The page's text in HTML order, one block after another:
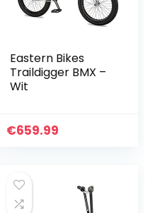
Eastern Bikes
Traildigger BMX –
Wit
€659.99